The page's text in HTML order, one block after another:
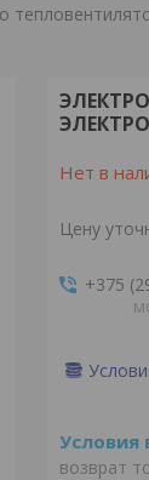
Нет в
Цену
+375
возврат